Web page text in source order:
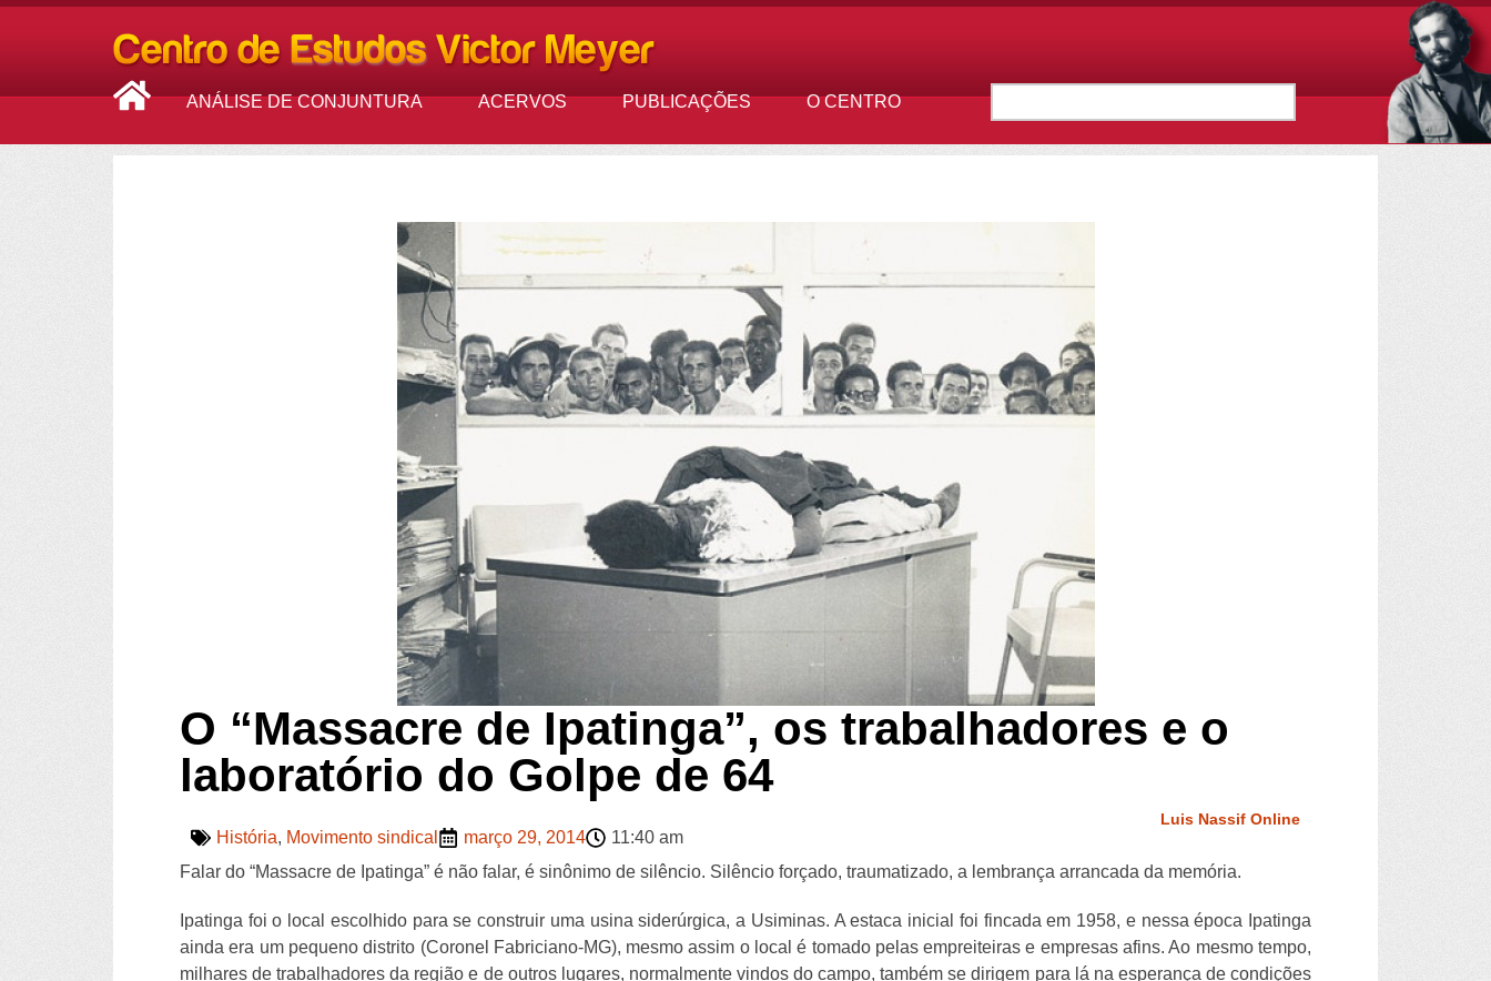
ANÁLISE DE CONJUNTURA ACERVOS PUBLICAÇÕES O CENTRO
O “Massacre de Ipatinga”, os trabalhadores e o
laboratório do Golpe de 64
Luis Nassif Online
História, Movimento sindical março 29, 2014
11:40 am
Falar do “Massacre de Ipatinga” é não falar, é sinônimo de silêncio. Silêncio forçado, traumatizado, a lembrança arrancada da memória.
Ipatinga foi o local escolhido para se construir uma usina siderúrgica, a Usiminas. A estaca inicial foi fincada em 1958, e nessa época Ipatinga
ainda era um pequeno distrito (Coronel Fabriciano-MG), mesmo assim o local é tomado pelas empreiteiras e empresas afins. Ao mesmo tempo,
milhares de trabalhadores da região e de outros lugares, normalmente vindos do campo, também se dirigem para lá na esperança de condições